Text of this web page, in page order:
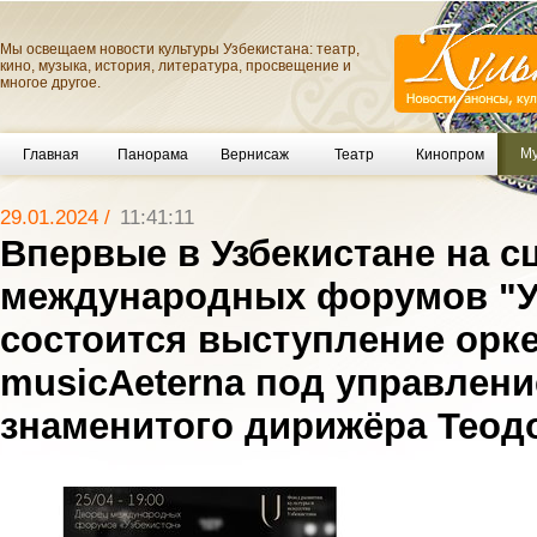
Мы освещаем новости культуры Узбекистана: театр,
кино, музыка, история, литература, просвещение и
многое другое.
Главная Панорама Вернисаж Театр Кинопром
29.01.2024 / 11:41:11
Впервые в Узбекистане на
международных форумов
состоится выступление
musicAeterna под
знаменитого дирижёра